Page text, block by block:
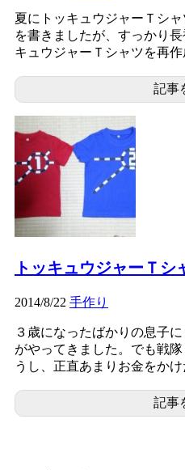
夏にトッキュウジャーＴシ
を書きましたが、すっかり
キュウジャーＴシャツを再
記事
トッキュウジャーＴシ
2014/8/22 手作り
３歳になったばかりの息子
がやってきました。でも戦
うし、正直あまりお金をか
記事